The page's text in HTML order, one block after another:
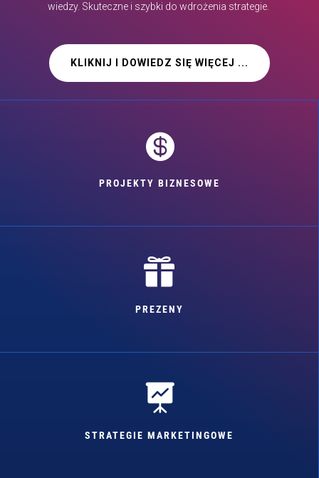
wiedzy. Skuteczne i szybki do wdrożenia strategie.
KLIKNIJ I DOWIEDZ SIĘ WIĘCEJ ...

PROJEKTY BIZNESOWE

PREZENY

STRATEGIE MARKETINGOWE